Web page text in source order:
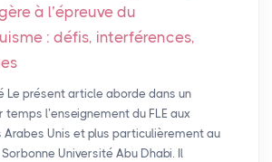
à l’épreuve du
: défis, interférences,
Le présent article aborde dans un
temps l’enseignement du FLE aux
Arabes Unis et plus particulièrement au
Université Abu Dhabi. Il